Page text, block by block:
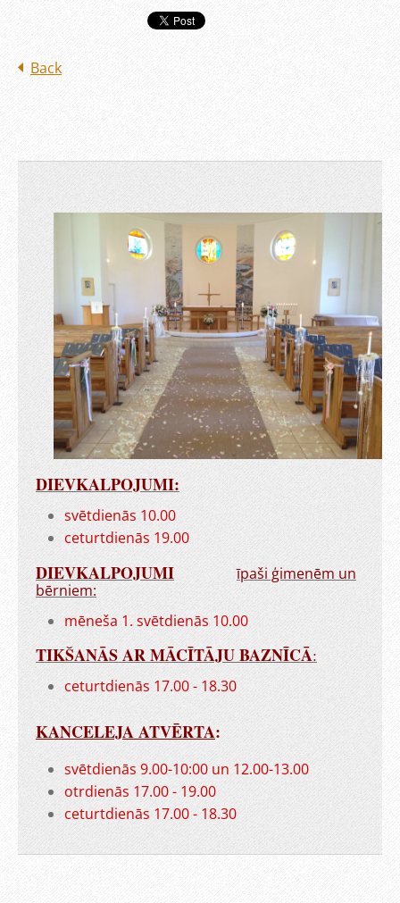
Back
DIEVKALPOJUMI:
svētdienās 10.00
ceturtdienās 19.00
DIEVKALPOJUMI
īpaši ģimenēm un
bērniem:
mēneša 1. svētdienās 10.00
TIKŠANĀS AR MĀCĪTĀJU BAZNĪCĀ:
ceturtdienās 17.00 - 18.30
KANCELEJA ATVĒRTA:
svētdienās 9.00-10:00 un 12.00-13.00
otrdienās 17.00 - 19.00
ceturtdienās 17.00 - 18.30